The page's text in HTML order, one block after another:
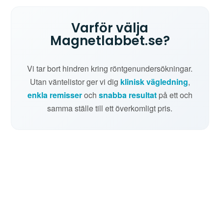
Varför välja
Magnetlabbet.se?
Vi tar bort hindren kring röntgenundersökningar.
Utan väntelistor ger vi dig klinisk vägledning,
enkla remisseroch snabba resultatpå ett och
samma ställe till ett överkomligt pris.